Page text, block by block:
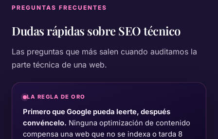
PREGUNTAS FRECUENTES
Dudas rápidas sobreSEO técnico
Las preguntas que más salen cuando auditamos la
parte técnica de una web.
LA REGLA DE ORO
Primero que Google pueda leerte, después
convéncelo. Ninguna optimización de contenido
compensa una web que no se indexa o tarda 8